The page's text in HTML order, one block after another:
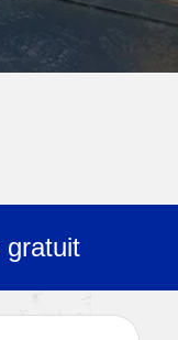
gratuit